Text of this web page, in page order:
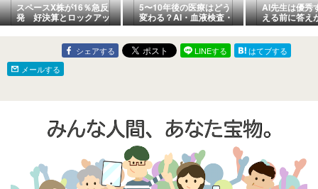
スペースX株が16％急反
発 好決算とロックアッ
プ解除後に見えた次の成
長局面
5〜10年後の医療はどう
変わる？AI・血液検査・
GLP-1製剤が切り開く予
防医療の未来
AI先生は優秀
える前に答え
シェアする LINEする
はてブする
メールする